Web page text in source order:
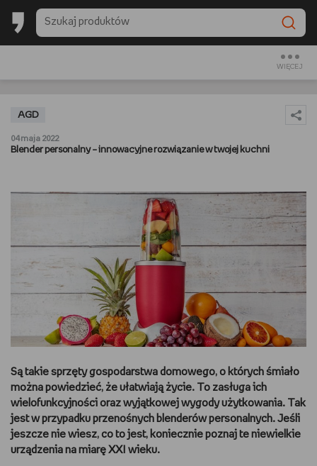
WIĘCEJ
BACK TO SCHOOL
SŁUCHAM
DIY
DBAM O URODĘ
TRENUJĘ
URZĄDZAM I DEKORUJĘ
MAM ZWIERZĘTA
AGD
04 maja 2022
Blender personalny – innowacyjne rozwiązanie w twojej kuchni
Są takie sprzęty gospodarstwa domowego, o których śmiało
można powiedzieć, że ułatwiają życie. To zasługa ich
wielofunkcyjności oraz wyjątkowej wygody użytkowania. Tak
jest w przypadku przenośnych blenderów personalnych. Jeśli
jeszcze nie wiesz, co to jest, koniecznie poznaj te niewielkie
urządzenia na miarę XXI wieku.